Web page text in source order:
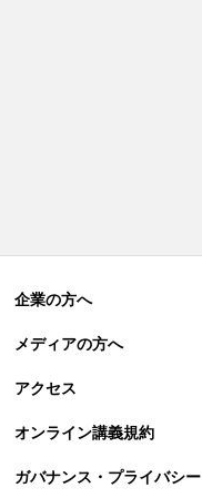
企業の方へ
メディアの方へ
アクセス
オンライン講義規約
ガバナンス・プライバシー